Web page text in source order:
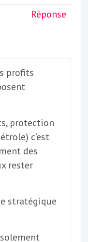
Réponse
profits
protection
c’est
des
rester
stratégique